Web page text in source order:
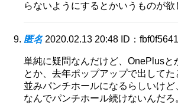
らないようにするとかいうものが欲
匿名 2020.02.13 20:48 ID：fbf0f5641
単純に疑問なんだけど、OnePlusと
とか、去年ポップアップで出して
並みパンチホールになるらしいけど
なんでパンチホール続けないんだろ